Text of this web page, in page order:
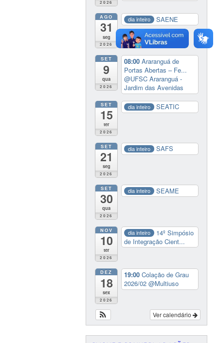
2026
AGO
31
seg
2026
dia inteiro SAENE
SET
9
qua
2026
08:00Araranguá de
Portas Abertas – Fe...
@UFSC Araranguá -
Jardim das Avenidas
SET
15
ter
2026
dia inteiro SEATIC
SET
21
seg
2026
dia inteiro SAFS
SET
30
qua
2026
dia inteiro SEAME
NOV
10
ter
2026
dia inteiro
14º Simpósio
de Integração Cient...
DEZ
18
sex
2026
19:00Colação de Grau
2026/02@Multiuso
Ver calendário